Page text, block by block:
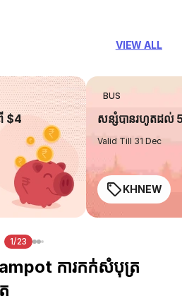
VIEW ALL
$4
BUS
សន្សំបានរហូតដល់
Valid Till 31 Dec
KHNEW
1/23
ការកក់សំបុត្រ